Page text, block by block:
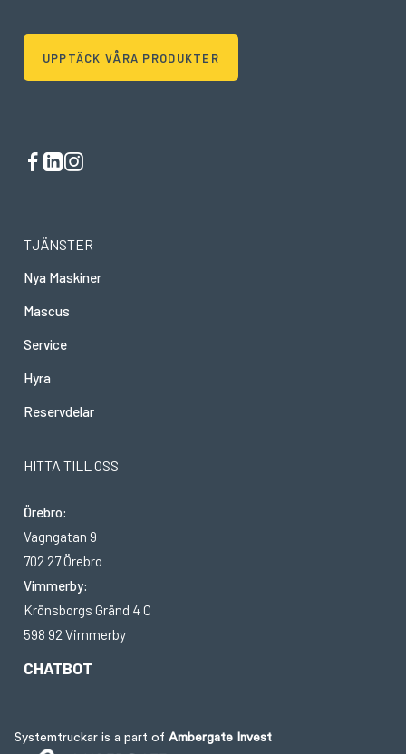
UPPTÄCK VÅRA PRODUKTER
TJÄNSTER
Nya Maskiner
Mascus
Service
Hyra
Reservdelar
HITTA TILL OSS
Örebro:
Vagngatan 9
702 27 Örebro
Vimmerby:
Krönsborgs Gränd 4 C
598 92 Vimmerby
CHATBOT
Systemtruckar is a part of Ambergate Invest